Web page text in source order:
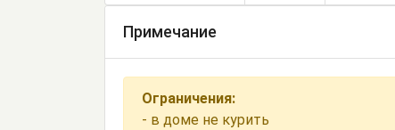
Примечание
Ограничения:
- в доме не курить